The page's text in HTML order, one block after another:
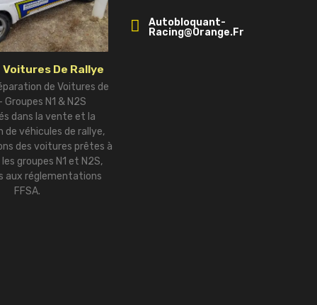
Voitures De Rallye
de Voitures de
Groupes N1 & N2S
dans la vente et la
de véhicules de rallye,
des voitures prêtes à
groupes N1 et N2S,
aux réglementations
FFSA.
Autobloquant-
Racing@orange.fr